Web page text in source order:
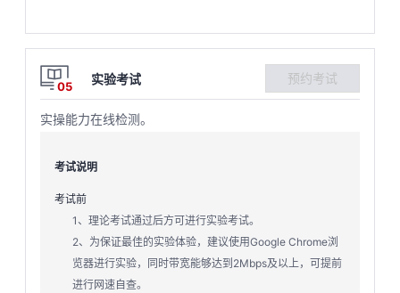
05 实验考试 预约考试
实操能力在线检测。
考试说明
考试前
1、理论考试通过后方可进行实验考试。
2、为保证最佳的实验体验，建议使用Google Chrome浏
览器进行实验，同时带宽能够达到2Mbps及以上，可提前
进行网速自查。